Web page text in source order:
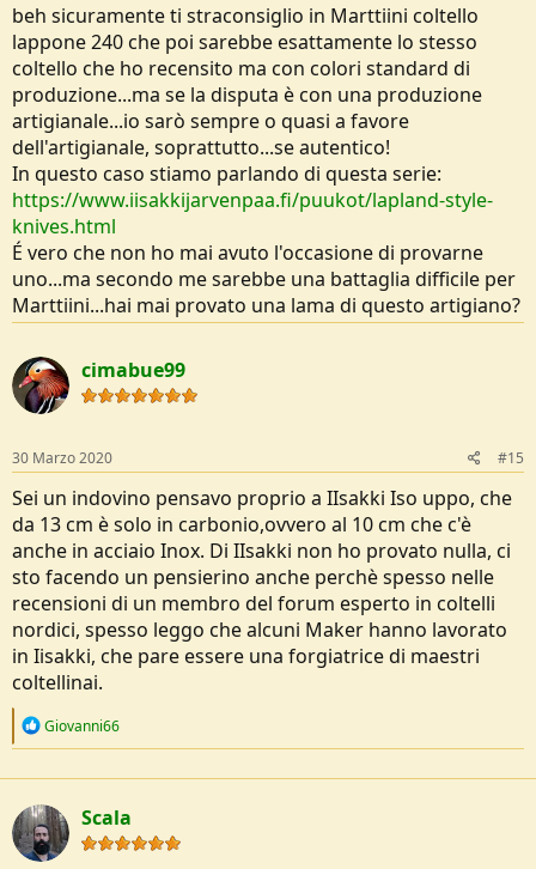
beh sicuramente ti straconsiglio in Marttiini coltello
lappone 240 che poi sarebbe esattamente lo stesso
coltello che ho recensito ma con colori standard di
produzione...ma se la disputa è con una produzione
artigianale...io sarò sempre o quasi a favore
dell'artigianale, soprattutto...se autentico!
In questo caso stiamo parlando di questa serie:
https://www.iisakkijarvenpaa.fi/puukot/lapland-style-
knives.html
É vero che non ho mai avuto l'occasione di provarne
uno...ma secondo me sarebbe una battaglia difficile per
Marttiini...hai mai provato una lama di questo artigiano?
cimabue99
30 Marzo 2020 #15
Sei un indovino pensavo proprio a IIsakki Iso uppo, che
da 13 cm è solo in carbonio,ovvero al 10 cm che c'è
anche in acciaio Inox. Di IIsakki non ho provato nulla, ci
sto facendo un pensierino anche perchè spesso nelle
recensioni di un membro del forum esperto in coltelli
nordici, spesso leggo che alcuni Maker hanno lavorato
in Iisakki, che pare essere una forgiatrice di maestri
coltellinai.
R
c
t
i
o
n
Giovanni66
Scala